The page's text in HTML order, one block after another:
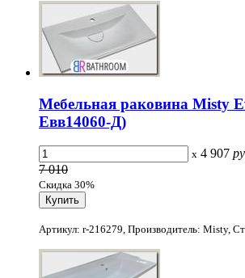
Мебельная раковина Misty
Евв14060-Д)
x 4 907
7 010
Скидка 30%
Артикул: r-216279, Производитель: Misty,